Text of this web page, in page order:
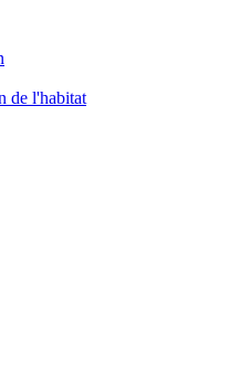
de l'habitat